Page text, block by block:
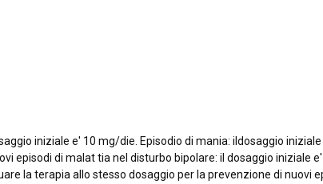
iniziale e' 10 mg/die. Episodio di mania: ildosaggio
episodi di malat tia nel disturbo bipolare: il dosaggio
la terapia allo stesso dosaggio per la prevenzione di nuovi